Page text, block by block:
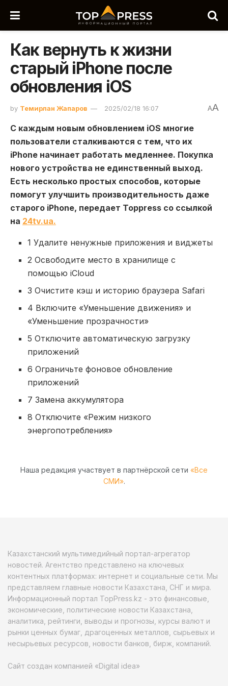
Как вернуть к жизни
старый iPhone после
обновления iOS
by Темирлан Жапаров 2025/02/18 16:07 AA
С каждым новым обновлением iOS многие
пользователи сталкиваются с тем, что их
iPhone начинает работать медленнее. Покупка
нового устройства не единственный выход.
Есть несколько простых способов, которые
помогут улучшить производительность даже
старого iPhone, передает Toppress со ссылкой
на 24tv.ua.
1 Удалите ненужные приложения и виджеты
2 Освободите место в хранилище с
помощью iCloud
3 Очистите кэш и историю браузера Safari
4 Включите «Уменьшение движения» и
«Уменьшение прозрачности»
5 Отключите автоматическую загрузку
приложений
6 Ограничьте фоновое обновление
приложений
7 Замена аккумулятора
8 Отключите «Режим низкого
энергопотребления»
Наша редакция участвует в партнёрской сети «Все
СМИ».
Казахстанский мультимедийный портал-агрегатор
новостей. Агентство представлено на ключевых
контентных платформах: интернет и социальные сети. Мы
представляем главные новости Казахстана, СНГ и мира.
Информационный портал TopPress.kz - это финансовые,
экономические, политические новости Казахстана,
аналитика, рейтинги, выводы и прогнозы, курсы валют и
рынки ценных бумаг, драгоценных металлов, сырьевых и
несырьевых ресурсов, новости банков, бирж, компаний.
Сайт создан компанией «Digital idea»